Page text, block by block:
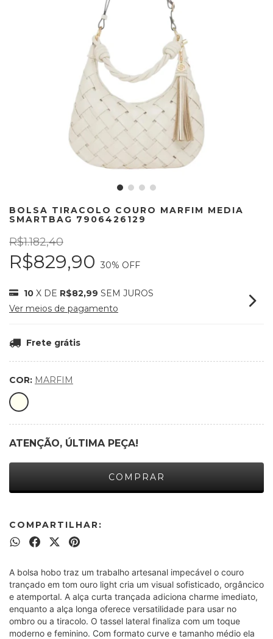
BOLSA TIRACOLO COURO MARFIM MEDIA
SMARTBAG 7906426129
R$1.182,40
R$829,90 30% OFF
10 X DE R$82,99 SEM JUROS
Ver meios de pagamento
Frete grátis
COR: MARFIM
ATENÇÃO, ÚLTIMA PEÇA!
COMPARTILHAR:
A bolsa hobo traz um trabalho artesanal impecável o couro
trançado em tom ouro light cria um visual sofisticado, orgâncico
e atemportal. A alça curta trançada adiciona charme imediato,
enquanto a alça longa oferece versatilidade para usar no
ombro ou a tiracolo. O tassel lateral finaliza com um toque
moderno e feminino. Com formato curve e tamanho médio ela